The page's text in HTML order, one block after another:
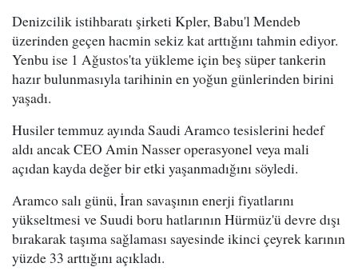
Denizcilik istihbaratı şirketi Kpler, Babu'l Mendeb
üzerinden geçen hacmin sekiz kat arttığını tahmin ediyor.
Yenbu ise 1 Ağustos'ta yükleme için beş süper tankerin
hazır bulunmasıyla tarihinin en yoğun günlerinden birini
yaşadı.
Husiler temmuz ayında Saudi Aramco tesislerini hedef
aldı ancak CEO Amin Nasser operasyonel veya mali
açıdan kayda değer bir etki yaşanmadığını söyledi.
Aramco salı günü, İran savaşının enerji fiyatlarını
yükseltmesi ve Suudi boru hatlarının Hürmüz'ü devre dışı
bırakarak taşıma sağlaması sayesinde ikinci çeyrek karının
yüzde 33 arttığını açıkladı.